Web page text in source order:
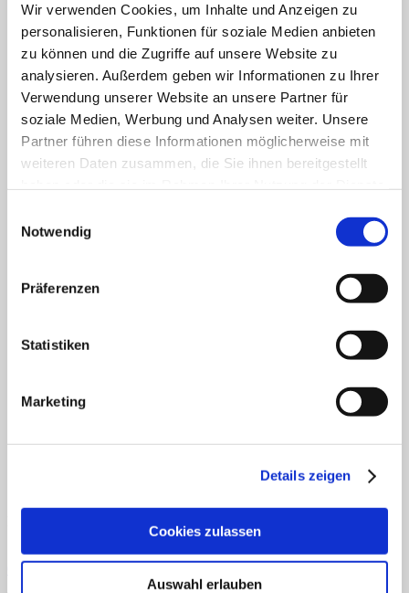
Wir verwenden Cookies, um Inhalte und Anzeigen zu
personalisieren, Funktionen für soziale Medien anbieten
zu können und die Zugriffe auf unsere Website zu
analysieren. Außerdem geben wir Informationen zu Ihrer
Verwendung unserer Website an unsere Partner für
soziale Medien, Werbung und Analysen weiter. Unsere
Partner führen diese Informationen möglicherweise mit
weiteren Daten zusammen, die Sie ihnen bereitgestellt
Notwendig
Präferenzen
Statistiken
Marketing
Details zeigen
Cookies zulassen
Auswahl erlauben
Silben lesen
Mathematik
Anfangsunterricht
Zahlenraum bis 10
Zahlenraum 100
Multiplikation
Farben und Formen
Geld
Größen
Uhr
Englisch
Druckwerke
Deutsch
Motorik
Basale Förderung
Gratismaterialien